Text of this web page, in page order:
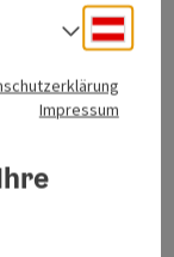
Impressum